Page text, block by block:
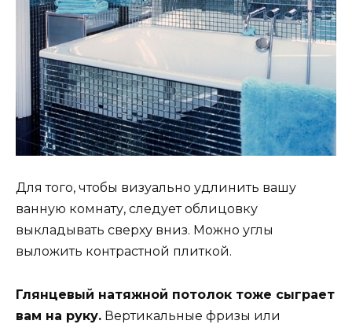
Для того, чтобы визуально удлинить вашу
ванную комнату, следует облицовку
выкладывать сверху вниз. Можно углы
выложить контрастной плиткой.
Глянцевый натяжной потолок тоже сыграет
вам на руку. Вертикальные фризы или